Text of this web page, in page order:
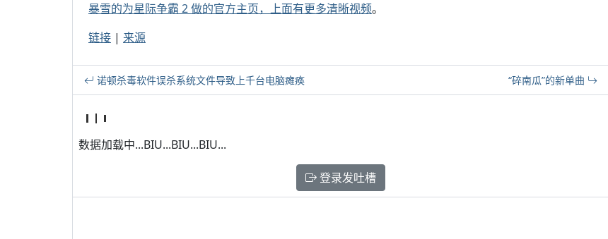
暴雪的为星际争霸 2 做的官方主页，上面有更多清晰视频。
链接 | 来源
诺顿杀毒软件误杀系统文件导致上千台电脑瘫痪 “碎南瓜”的新单曲
数据加载中...BIU...BIU...BIU...
登录发吐槽